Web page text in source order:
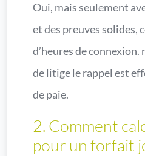
Oui, mais seulement
et des preuves solides,
d’heures de connexion.
de litige le rappel est
de paie.
2. Comment
pour un forfait